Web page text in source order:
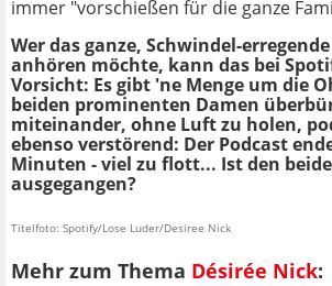
immer "vorschießen für die ganze
Wer das ganze, Schwindel-
anhören möchte, kann das bei
Vorsicht: Es gibt 'ne Menge um die
beiden prominenten Damen
miteinander, ohne Luft zu holen,
ebenso verstörend: Der Podcast
Minuten - viel zu flott... Ist den
ausgegangen?
Titelfoto: Spotify/Lose Luder/Desiree Nick
Mehr zum Thema Désirée Nick: